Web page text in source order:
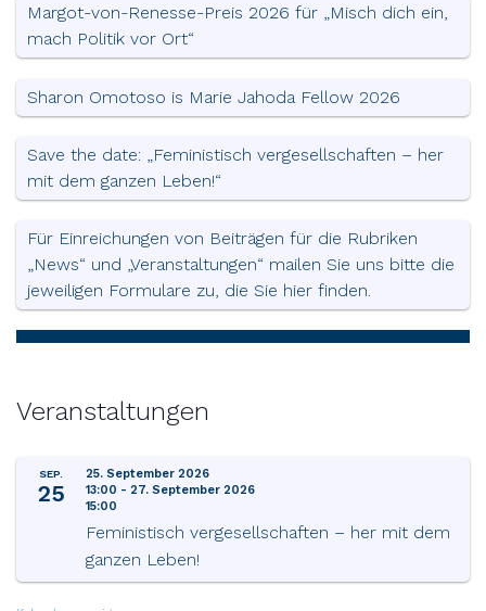
Margot-von-Renesse-Preis 2026 für „Misch dich ein,
mach Politik vor Ort“
Sharon Omotoso is Marie Jahoda Fellow 2026
Save the date: „Feministisch vergesellschaften – her
mit dem ganzen Leben!“
Für Einreichungen von Beiträgen für die Rubriken
„News“ und „Veranstaltungen“ mailen Sie uns bitte die
jeweiligen Formulare zu, die Sie hier finden.
Veranstaltungen
SEP.
25
25. September 2026
13:00 - 27. September 2026
15:00
Feministisch vergesellschaften – her mit dem
ganzen Leben!